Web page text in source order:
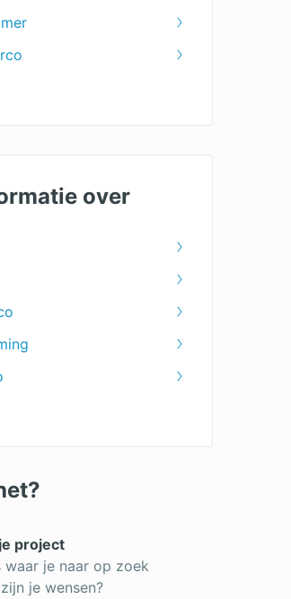
over
project
waar je naar op zoek
je wensen?